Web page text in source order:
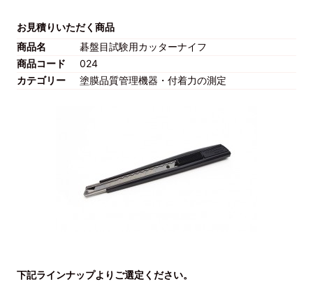
お見積りいただく商品
商品名
碁盤目試験用カッターナイフ
商品コード
024
カテゴリー
塗膜品質管理機器・付着力の測定
下記ラインナップよりご選定ください。